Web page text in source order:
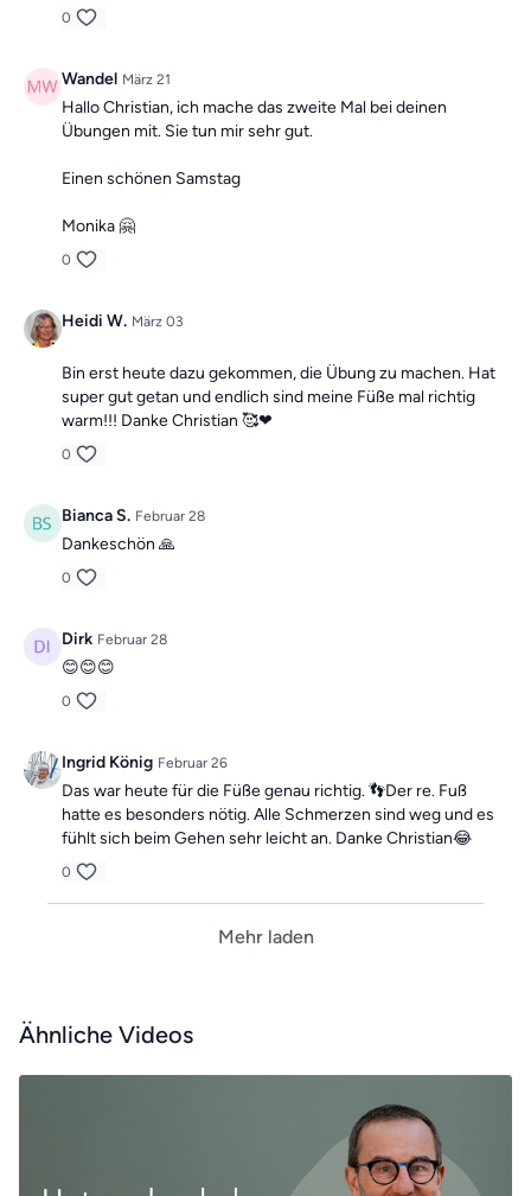
0
Wandel März 21
Hallo Christian, ich mache das zweite Mal bei deinen
Übungen mit. Sie tun mir sehr gut.
Einen schönen Samstag
Monika 🤗
0
Heidi W. März 03
Bin erst heute dazu gekommen, die Übung zu machen. Hat
super gut getan und endlich sind meine Füße mal richtig
warm!!! Danke Christian 🥰❤
0
Bianca S. Februar 28
Dankeschön 🙏
0
Dirk Februar 28
😊😊😊
0
Ingrid König Februar 26
Das war heute für die Füße genau richtig. 👣Der re. Fuß
hatte es besonders nötig. Alle Schmerzen sind weg und es
fühlt sich beim Gehen sehr leicht an. Danke Christian😂
0
Mehr laden
Ähnliche Videos